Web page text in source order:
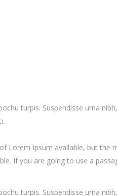
turpis. Suspendisse urna
Lorem Ipsum available, but
If you are going to use a
turpis. Suspendisse urna